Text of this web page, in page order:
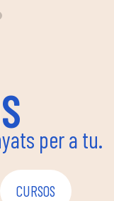
per a tu.
CURSOS